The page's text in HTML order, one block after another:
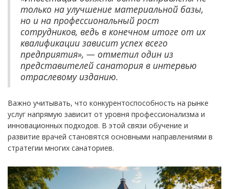
только на улучшение материальной базы,
но и на профессиональный рост
сотрудников, ведь в конечном итоге от их
квалификации зависит успех всего
предприятия», — отметил один из
представителей санатория в интервью
отраслевому изданию.
Важно учитывать, что конкурентоспособность на рынке
услуг напрямую зависит от уровня профессионализма и
инновационных подходов. В этой связи обучение и
развитие врачей становятся основными направлениями в
стратегии многих санаториев.